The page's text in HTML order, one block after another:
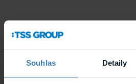
Souhlas Detaily